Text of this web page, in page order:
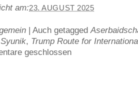
am:23. AUGUST 2025
| Auch getagged
Syunik, Trump Route for
geschlossen